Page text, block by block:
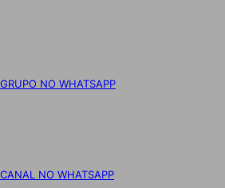
GRUPO NO WHATSAPP
CANAL NO WHATSAPP